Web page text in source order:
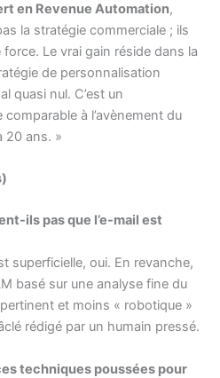
en Revenue Automation,
la stratégie commerciale ; ils
Le vrai gain réside dans la
de personnalisation
quasi nul. C’est un
à l’avènement du
20 ans. »
ils pas que l’e-mail est
superficielle, oui. En revanche,
basé sur une analyse fine du
et moins « robotique »
rédigé par un humain pressé.
techniques poussées pour